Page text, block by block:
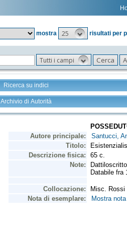
mostra
25 risultati per
Tutti i campi
Ricerca su indici
Archivio di Autorità